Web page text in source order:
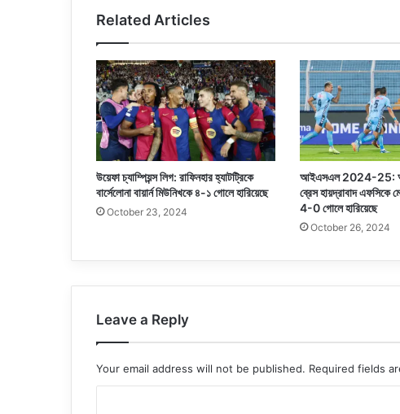
Related Articles
উয়েফা চ্যাম্পিয়ন্স লিগ: রাফিনহার হ্যাটট্রিকে
বার্সেলোনা বায়ার্ন মিউনিখকে ৪-১ গোলে হারিয়েছে
October 23, 2024
আইএসএল 2024-25:
ব্রেস হায়দ্রাবাদ এফসিকে
4-0 গোলে হারিয়েছে
October 26, 2024
Leave a Reply
Your email address will not be published. Required fields